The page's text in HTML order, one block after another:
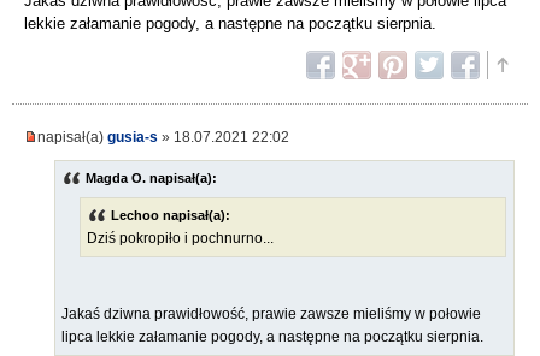
lekkie załamanie pogody, a następne na początku sierpnia.
napisał(a) gusia-s » 18.07.2021 22:02
Magda O. napisał(a):
Lechoo napisał(a):
Dziś pokropiło i pochnurno...
Jakaś dziwna prawidłowość, prawie zawsze mieliśmy w połowie
lipca lekkie załamanie pogody, a następne na początku sierpnia.